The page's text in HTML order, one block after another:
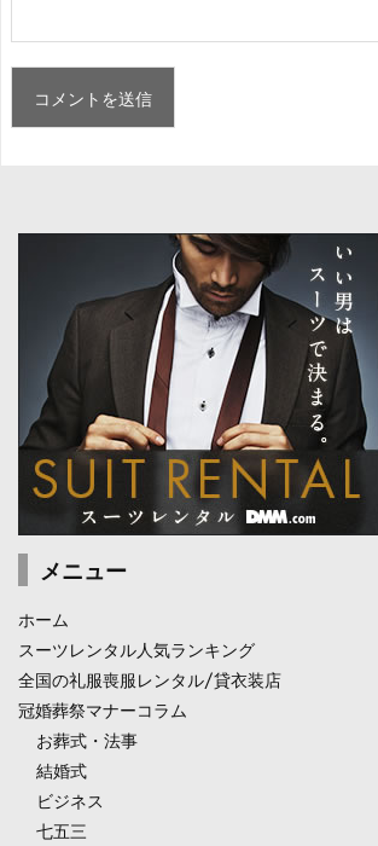
メニュー
ホーム
スーツレンタル人気ランキング
全国の礼服喪服レンタル/貸衣装店
冠婚葬祭マナーコラム
お葬式・法事
結婚式
ビジネス
七五三